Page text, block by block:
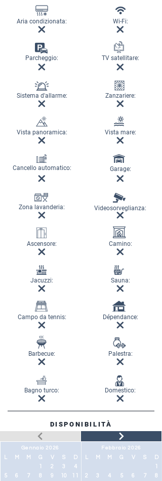
Aria condizionata:
Parcheggio:
Sistema d'allarme:
Vista panoramica:
Cancello automatico:
Zona lavanderia:
Ascensore:
Jacuzzi:
Campo da tennis:
Barbecue:
Bagno turco:
Wi-Fi:
TV satellitare:
Zanzariere:
Vista mare:
Garage:
Videosorveglianza:
Camino:
Sauna:
Dépendance:
Palestra:
Domestico:
DISPONIBILITÀ
Gennaio 2026
M M G V S
D
1
2 3
4
5
6 7 8 9 10
11
Febbraio 2026
M M G V S
D
1
2
3 4 5 6 7
8